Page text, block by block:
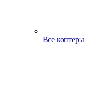
Все коптеры